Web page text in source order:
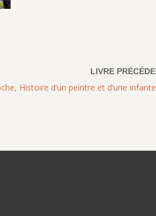
Histoire d’un peintre et d’une infante